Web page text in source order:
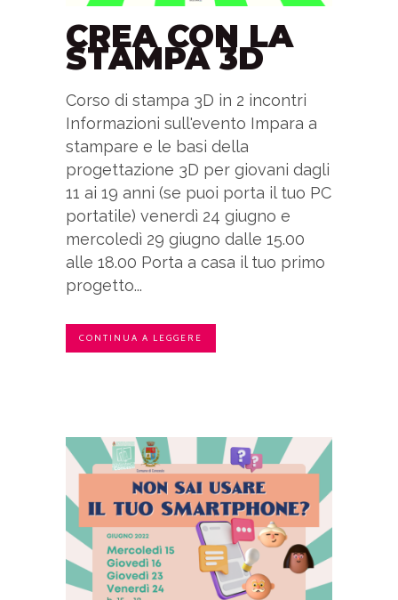
CREA CON LA
STAMPA 3D
Corso di stampa 3D in 2 incontri
Informazioni sull'evento Impara a
stampare e le basi della
progettazione 3D per giovani dagli
11 ai 19 anni (se puoi porta il tuo PC
portatile) venerdì 24 giugno e
mercoledì 29 giugno dalle 15.00
alle 18.00 Porta a casa il tuo primo
progetto...
CONTINUA A LEGGERE